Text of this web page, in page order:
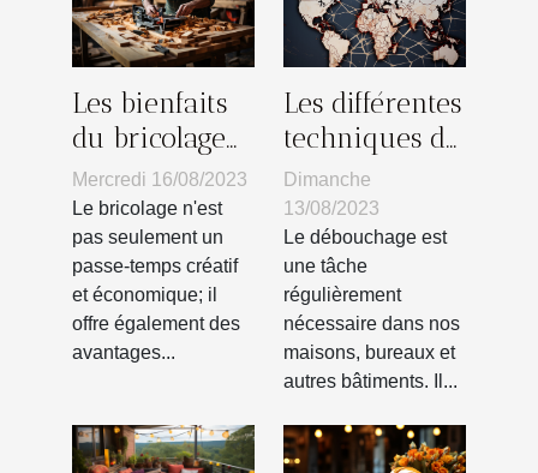
Les bienfaits
du bricolage
sur la santé
mentale
Mercredi 16/08/2023
Le bricolage n'est
pas seulement un
passe-temps créatif
et économique; il
offre également des
avantages...
Les différentes
techniques de
débouchage
utilisées dans
le monde
Dimanche
13/08/2023
Le débouchage est
une tâche
régulièrement
nécessaire dans nos
maisons, bureaux et
autres bâtiments. Il...